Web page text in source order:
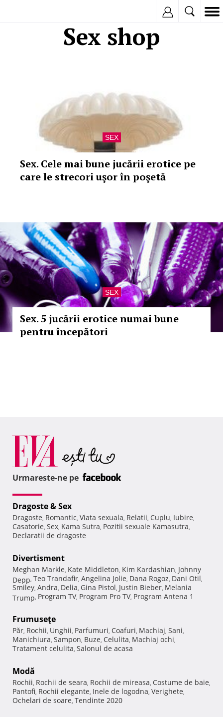
Sex shop
SEX
Sex. Cele mai bune jucării erotice pe
care le strecori uşor în poşetă
SEX
Sex. 5 jucării erotice numai bune
pentru începători
Urmareste-ne pe
Dragoste & Sex
Dragoste, Romantic, Viata sexuala, Relatii, Cuplu, Iubire,
Casatorie, Sex, Kama Sutra, Pozitii sexuale Kamasutra,
Declaratii de dragoste
Divertisment
Meghan Markle, Kate Middleton, Kim Kardashian, Johnny
Depp, Teo Trandafir, Angelina Jolie, Dana Rogoz, Dani Otil,
Smiley, Andra, Delia, Gina Pistol, Justin Bieber, Melania
Trump, Program TV, Program Pro TV, Program Antena 1
Frumuseţe
Păr, Rochii, Unghii, Parfumuri, Coafuri, Machiaj, Sani,
Manichiura, Sampon, Buze, Celulita, Machiaj ochi,
Tratament celulita, Salonul de acasa
Modă
Rochii, Rochii de seara, Rochii de mireasa, Costume de baie,
Pantofi, Rochii elegante, Inele de logodna, Verighete,
Ochelari de soare, Tendinte 2020